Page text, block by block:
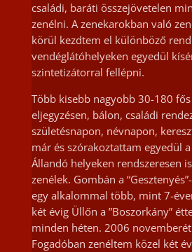
családi, baráti összejövetelen
zenélni. A zenekarokban való
körül kezdtem el különböző
vendéglátóhelyeken egyedül
szintetizátorral fellépni.
Több kisebb nagyobb 30-180
eljegyzésen, bálon, családi
születésnapon, névnapon,
már és szórakoztattam egyedül
Állandó helyeken rendszeresen
zenélek. Gombán a
egy alkalommal több, mint 7-
két évig Üllőn a ”Boszorkány”
minden héten. 2006
Fogadóban zenéltem közel két